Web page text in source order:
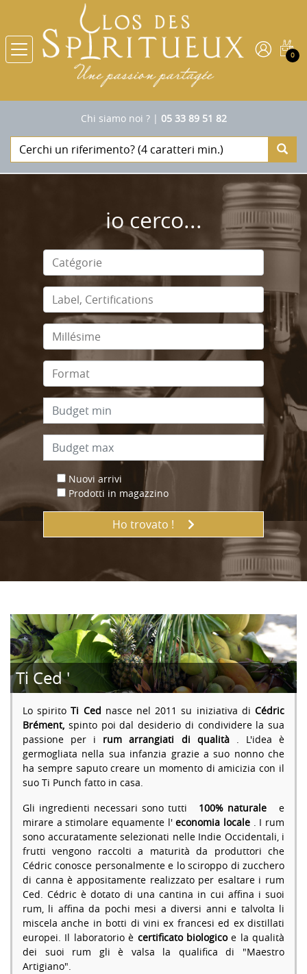
0
Chi siamo noi ?| 05 33 89 51 82
io cerco...
Nuovi arrivi
Prodotti in magazzino
Ho trovato !
Ti Ced '
Lo spiritoTi Ced nasce nel 2011 su iniziativa diCédric
Brément, spinto poi dal desiderio di condividere la sua
passione per i rum arrangiati di qualità. L'idea è
germogliata nella sua infanzia grazie a suo nonno che
ha sempre saputo creare un momento di amicizia con il
suo Ti Punch fatto in casa.
Gli ingredienti necessari sono tutti
100% naturale
e
mirare a stimolare equamente l'economia locale . I rum
sono accuratamente selezionati nelle Indie Occidentali, i
frutti vengono raccolti a maturità da produttori che
Cédric conosce personalmente e lo sciroppo di zucchero
di canna è appositamente realizzato per esaltare i rum
Ced. Cédric è dotato di una cantina in cui affina i suoi
rum, li affina da pochi mesi a diversi anni e talvolta li
miscela anche in botti di vini ex francesi ed ex distillati
europei. Il laboratorio è certificato biologicoe la qualità
dei suoi rum gli è valsa la qualifica di "Maestro
Artigiano".